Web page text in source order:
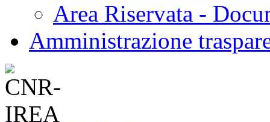
Area Riservata -
Amministrazione